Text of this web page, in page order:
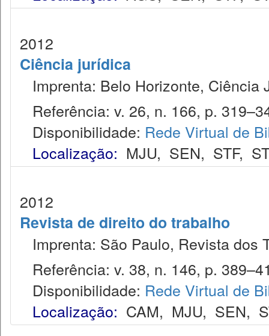
2012
Ciência jurídica
Imprenta: Belo Horizonte, Ciência
Referência: v. 26, n. 166, p.
Disponibilidade: Rede Virtual de
Localização: MJU, SEN, STF,
2012
Revista de direito do trabalho
Imprenta: São Paulo, Revista dos
Referência: v. 38, n. 146, p.
Disponibilidade: Rede Virtual de
Localização: CAM, MJU, SEN,